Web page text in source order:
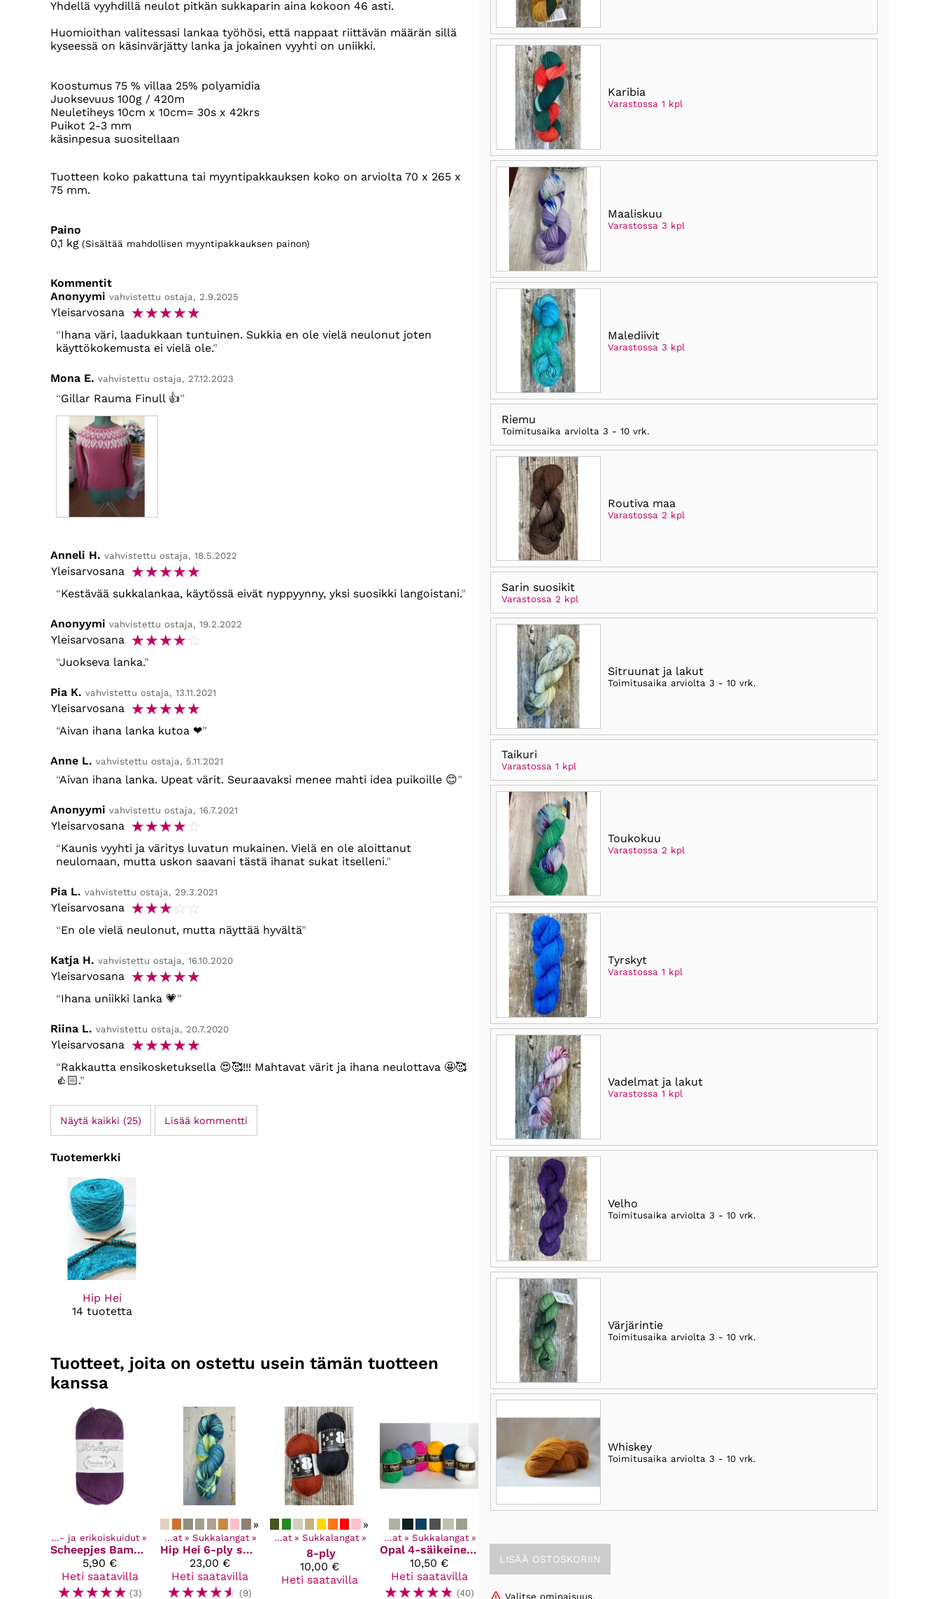
Karibia
Varastossa 1 kpl
Maaliskuu
Varastossa 3 kpl
Malediivit
Varastossa 3 kpl
Riemu
Toimitusaika arviolta 3 - 10 vrk.
Routiva maa
Varastossa 2 kpl
Sarin suosikit
Varastossa 2 kpl
Sitruunat ja lakut
Toimitusaika arviolta 3 - 10 vrk.
Taikuri
Varastossa 1 kpl
Toukokuu
Varastossa 2 kpl
Tyrskyt
Varastossa 1 kpl
Vadelmat ja lakut
Varastossa 1 kpl
Velho
Toimitusaika arviolta 3 - 10 vrk.
Värjärintie
Toimitusaika arviolta 3 - 10 vrk.
Whiskey
Toimitusaika arviolta 3 - 10 vrk.
Valitse ominaisuus.
Yhdellä vyyhdillä neulot pitkän sukkaparin aina kokoon 46 asti.
Huomioithan valitessasi lankaa työhösi, että nappaat riittävän määrän sillä
kyseessä on käsinvärjätty lanka ja jokainen vyyhti on uniikki.
Koostumus 75 % villaa 25% polyamidia
Juoksevuus 100g / 420m
Neuletiheys 10cm x 10cm= 30s x 42krs
Puikot 2-3 mm
käsinpesua suositellaan
Tuotteen koko pakattuna tai myyntipakkauksen koko on arviolta 70 x 265 x
75 mm.
Paino
0,1 kg (Sisältää mahdollisen myyntipakkauksen painon)
Kommentit
Anonyymi vahvistettu ostaja, 2.9.2025
Yleisarvosana ☆☆☆☆☆
Ihana väri, laadukkaan tuntuinen. Sukkia en ole vielä neulonut joten
käyttökokemusta ei vielä ole.
Mona E. vahvistettu ostaja, 27.12.2023
Gillar Rauma Finull 👍
Anneli H. vahvistettu ostaja, 18.5.2022
Yleisarvosana ☆☆☆☆☆
Kestävää sukkalankaa, käytössä eivät nyppyynny, yksi suosikki langoistani.
Anonyymi vahvistettu ostaja, 19.2.2022
Yleisarvosana ☆☆☆☆☆
Juokseva lanka.
Pia K. vahvistettu ostaja, 13.11.2021
Yleisarvosana ☆☆☆☆☆
Aivan ihana lanka kutoa ❤
Anne L. vahvistettu ostaja, 5.11.2021
Aivan ihana lanka. Upeat värit. Seuraavaksi menee mahti idea puikoille 😊
Anonyymi vahvistettu ostaja, 16.7.2021
Yleisarvosana ☆☆☆☆☆
Kaunis vyyhti ja väritys luvatun mukainen. Vielä en ole aloittanut
neulomaan, mutta uskon saavani tästä ihanat sukat itselleni.
Pia L. vahvistettu ostaja, 29.3.2021
Yleisarvosana ☆☆☆☆ ☆
En ole vielä neulonut, mutta näyttää hyvältä
Katja H. vahvistettu ostaja, 16.10.2020
Yleisarvosana ☆☆☆☆☆
Ihana uniikki lanka 💗
Riina L. vahvistettu ostaja, 20.7.2020
Yleisarvosana ☆☆☆☆☆
Rakkautta ensikosketuksella 😍🥰!!! Mahtavat värit ja ihana neulottava 🤩🥰
👍🏻.
Näytä kaikki (25) Lisää kommentti
Tuotemerkki
Hip Hei
14 tuotetta
Tuotteet, joita on ostettu usein tämän tuotteen
kanssa
Teko - ja erikoiskuidut ‪»
Scheepjes
Bamboo Soft
5,90 €
Heti saatavilla
☆☆☆☆☆ (3)
»
Kaikki tuotteet ‪» Langat ‪» Sukkalangat ‪»
Hip Hei
6-ply sukkalanka
23,00 €
Heti saatavilla
☆☆☆☆☆ (9)
»
Kaikki tuotteet ‪» Langat ‪» Sukkalangat ‪»
8-ply
10,00 €
Heti saatavilla
Kaikki tuotteet ‪» Langat ‪» Sukkalangat ‪»
Opal
4-säikeinen sukkalanka
10,50 €
Heti saatavilla
☆☆☆☆☆ (40)